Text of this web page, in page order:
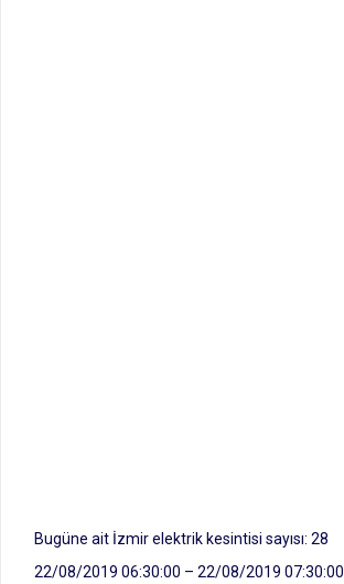
Bugüne ait İzmir elektrik kesintisi sayısı: 28
22/08/2019 06:30:00 – 22/08/2019 07:30:00